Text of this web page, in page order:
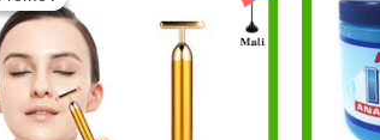
initial
était :
11.000 CFA.
est :
9.500 CFA.